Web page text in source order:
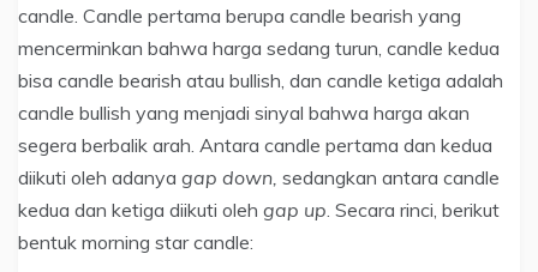
candle. Candle pertama berupa candle bearish yang
mencerminkan bahwa harga sedang turun, candle kedua
bisa candle bearish atau bullish, dan candle ketiga adalah
candle bullish yang menjadi sinyal bahwa harga akan
segera berbalik arah. Antara candle pertama dan kedua
diikuti oleh adanya gap down, sedangkan antara candle
kedua dan ketiga diikuti oleh gap up. Secara rinci, berikut
bentuk morning star candle: